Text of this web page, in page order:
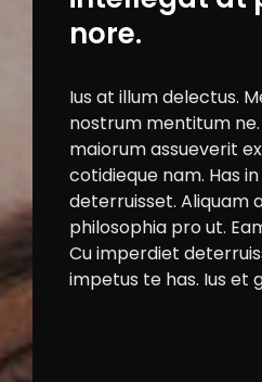
nore.
Ius at illum delectus.
nostrum mentitum ne.
maiorum assueverit
cotidieque nam. Has
deterruisset. Aliquam
philosophia pro ut.
Cu imperdiet
impetus te has. Ius et